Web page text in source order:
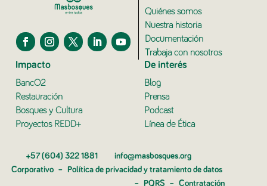
Quiénes somos
Nuestra historia
Documentación
Trabaja con nosotros
Impacto
BancO2
Restauración
Bosques y Cultura
Proyectos REDD+
De interés
Blog
Prensa
Podcast
Línea de Ética
+57 (604) 322 1881 info@masbosques.org
Corporativo– Política de privacidad y tratamiento de datos
– PQRS – Contratación